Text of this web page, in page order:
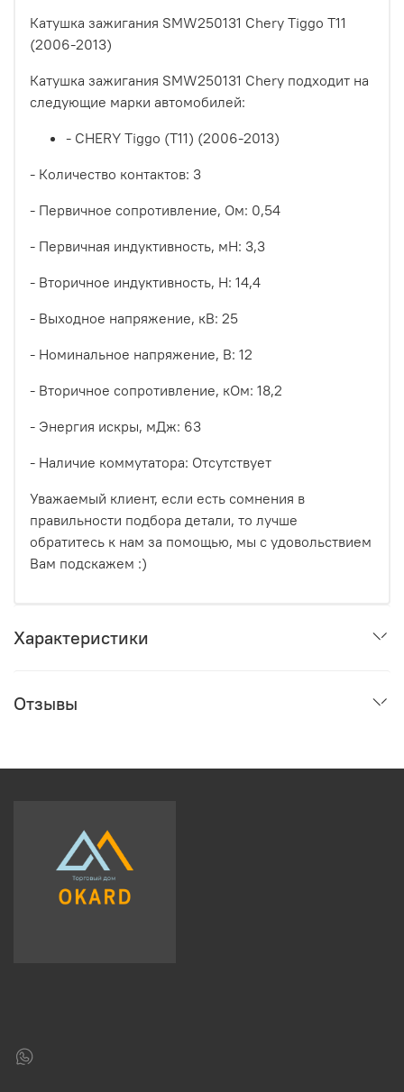
Катушка зажигания SMW250131 Chery Tiggo T11
(2006-2013)
Катушка зажигания SMW250131 Chery подходит на
следующие марки автомобилей:
- CHERY Tiggo (T11) (2006-2013)
- Количество контактов: 3
- Первичное сопротивление, Ом: 0,54
- Первичная индуктивность, мН: 3,3
- Вторичное индуктивность, Н: 14,4
- Выходное напряжение, кВ: 25
- Номинальное напряжение, В: 12
- Вторичное сопротивление, кОм: 18,2
- Энергия искры, мДж: 63
- Наличие коммутатора: Отсутствует
Уважаемый клиент, если есть сомнения в
правильности подбора детали, то лучше
обратитесь к нам за помощью, мы с удовольствием
Вам подскажем :)
Характеристики
Отзывы